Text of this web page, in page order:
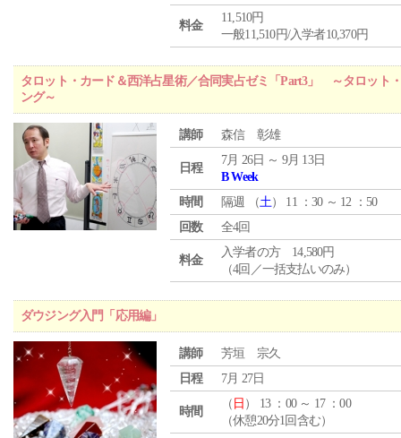
料金
11,510円
一般11,510円/入学者10,370円
タロット・カード＆西洋占星術／合同実占ゼミ「Part3」 ～タロット
ング～
講師 森信 彰雄
日程
7月 26日 ～ 9月 13日
B Week
時間
隔週 （土） 11 ：30 ～ 12 ：50
回数
全4回
料金
入学者の方 14,580円
（4回／一括支払いのみ）
ダウジング入門「応用編」
講師
芳垣 宗久
日程
7月 27日
時間
（ 日 ） 13 ：00 ～ 17 ：00
（休憩20分1回含む）